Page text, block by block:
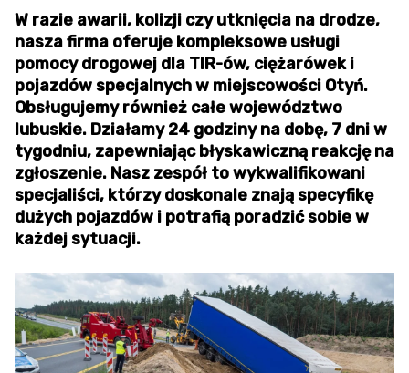
W razie awarii, kolizji czy utknięcia na drodze,
nasza firma oferuje kompleksowe usługi
pomocy drogowej dla TIR-ów, ciężarówek i
pojazdów specjalnych w miejscowości Otyń.
Obsługujemy również całe województwo
lubuskie. Działamy 24 godziny na dobę, 7 dni w
tygodniu, zapewniając błyskawiczną reakcję na
zgłoszenie. Nasz zespół to wykwalifikowani
specjaliści, którzy doskonale znają specyfikę
dużych pojazdów i potrafią poradzić sobie w
każdej sytuacji.